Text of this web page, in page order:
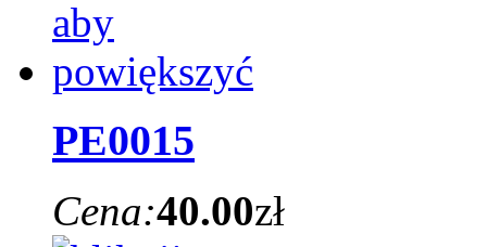
PE0015
Cena:40.00zł